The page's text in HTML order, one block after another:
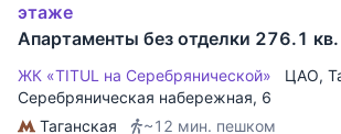
этаже
Апартаменты без отделки 276.1
ЖК «TITUL на Серебрянической» ЦАО,
Серебряническая набережная, 6
Таганская
~12 мин. пешком